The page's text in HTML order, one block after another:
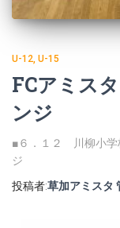
U-12 U-15
FCアミス
ンジ
■６．１２ 川柳小学
ジ （草加
投稿者:草加アミスタ